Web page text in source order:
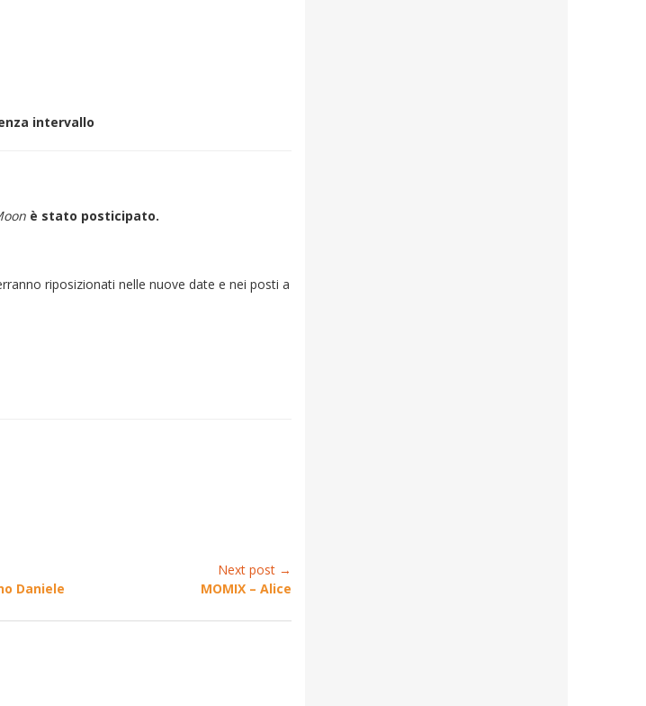
intervallo
è stato posticipato.
riposizionati nelle nuove date e nei posti a
Daniele
Next post →
MOMIX – Alice